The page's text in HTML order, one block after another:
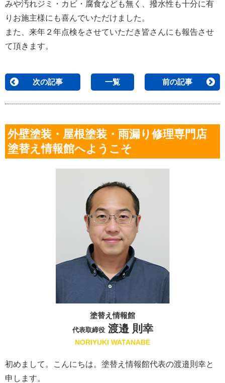
みや汚れジミ・カビ・腐食なども無く、撥水性も十分に有
りお施主様にも喜んでいただけました。
また、来年２年点検をさせていただき皆さんにも報告させ
て頂きます。
次の記事 一覧 前の記事
外壁塗装・屋根塗装・雨漏り修理専門店
塗替え情報館へようこそ
塗替え情報館
代表取締役渡邉 則幸
NORIYUKI WATANABE
初めまして。こんにちは。塗替え情報館代表の渡邉則幸と
申します。